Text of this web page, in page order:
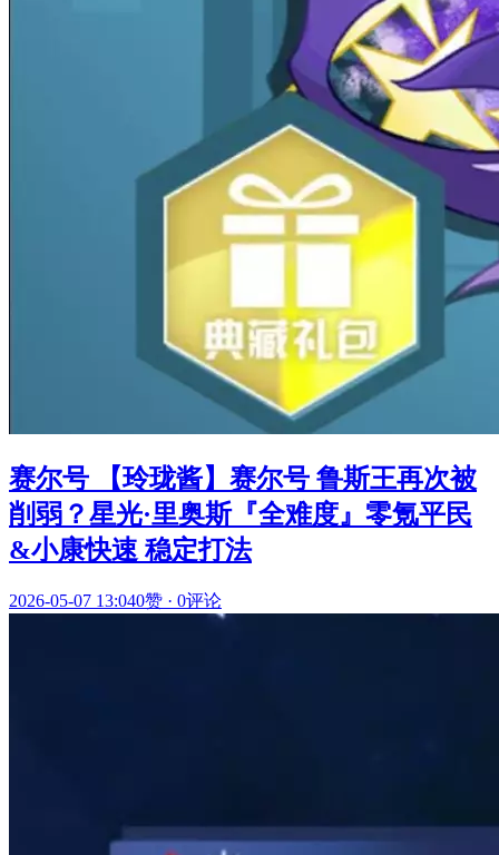
赛尔号 【玲珑酱】赛尔号 鲁斯王再次被
削弱？星光·里奥斯『全难度』零氪平民
&小康快速 稳定打法
2026-05-07 13:040赞 · 0评论